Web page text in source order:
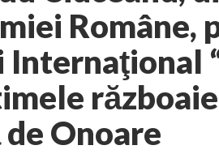
Române,
Onoare